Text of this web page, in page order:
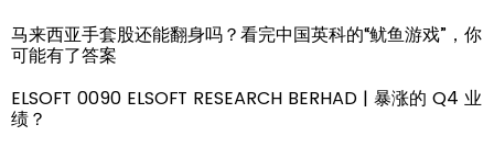
马来西亚手套股还能翻身吗？看完中国英科的“鱿鱼游戏”，你
可能有了答案
ELSOFT 0090 ELSOFT RESEARCH BERHAD | 暴涨的 Q4 业
绩？